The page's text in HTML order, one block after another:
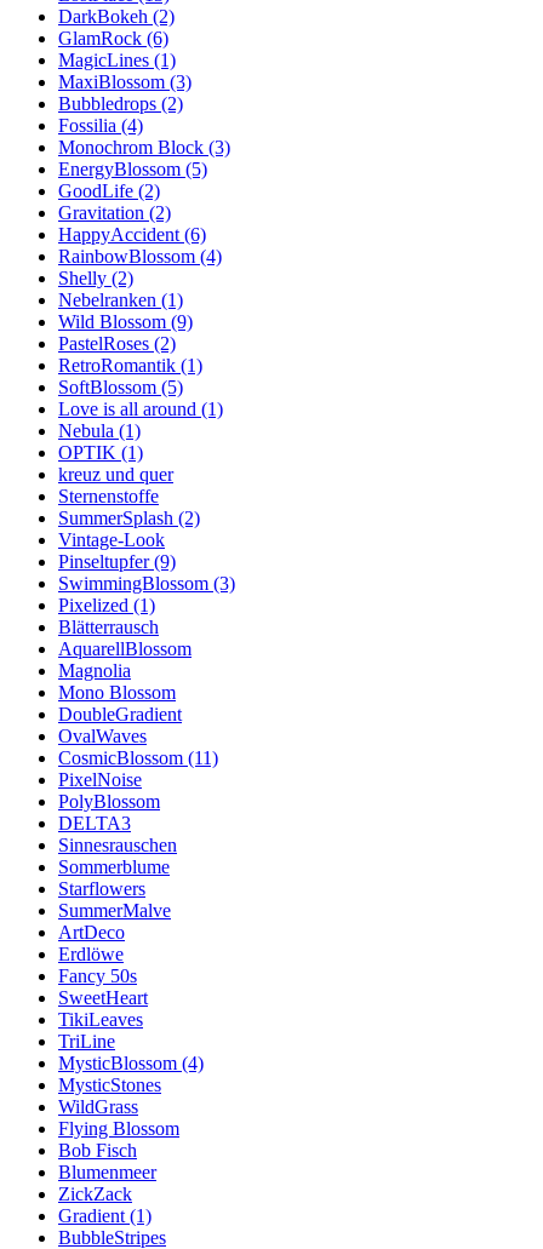
DarkBokeh (2)
GlamRock (6)
MagicLines (1)
MaxiBlossom (3)
Bubbledrops (2)
Fossilia (4)
Monochrom Block (3)
EnergyBlossom (5)
GoodLife (2)
Gravitation (2)
HappyAccident (6)
RainbowBlossom (4)
Shelly (2)
Nebelranken (1)
Wild Blossom (9)
PastelRoses (2)
RetroRomantik (1)
SoftBlossom (5)
Love is all around (1)
Nebula (1)
OPTIK (1)
kreuz und quer
Sternenstoffe
SummerSplash (2)
Vintage-Look
Pinseltupfer (9)
SwimmingBlossom (3)
Pixelized (1)
Blätterrausch
AquarellBlossom
Magnolia
Mono Blossom
DoubleGradient
OvalWaves
CosmicBlossom (11)
PixelNoise
PolyBlossom
DELTA3
Sinnesrauschen
Sommerblume
Starflowers
SummerMalve
ArtDeco
Erdlöwe
Fancy 50s
SweetHeart
TikiLeaves
TriLine
MysticBlossom (4)
MysticStones
WildGrass
Flying Blossom
Bob Fisch
Blumenmeer
ZickZack
Gradient (1)
BubbleStripes